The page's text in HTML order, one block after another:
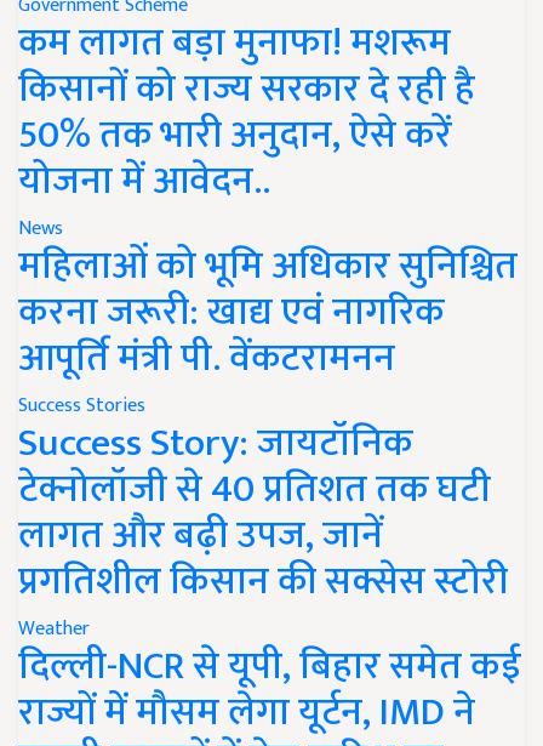
कम लागत बड़ा मुनाफा! मशरूम
किसानों को राज्य सरकार दे रही है
50% तक भारी अनुदान, ऐसे करें
योजना में आवेदन..
News
महिलाओं को भूमि अधिकार सुनिश्चित
करना जरूरी: खाद्य एवं नागरिक
आपूर्ति मंत्री पी. वेंकटरामनन
Success Stories
Success Story: जायटॉनिक
टेक्नोलॉजी से 40 प्रतिशत तक घटी
लागत और बढ़ी उपज, जानें
प्रगतिशील किसान की सक्सेस स्टोरी
Weather
दिल्ली-NCR से यूपी, बिहार समेत कई
राज्यों में मौसम लेगा यूर्टन, IMD ने